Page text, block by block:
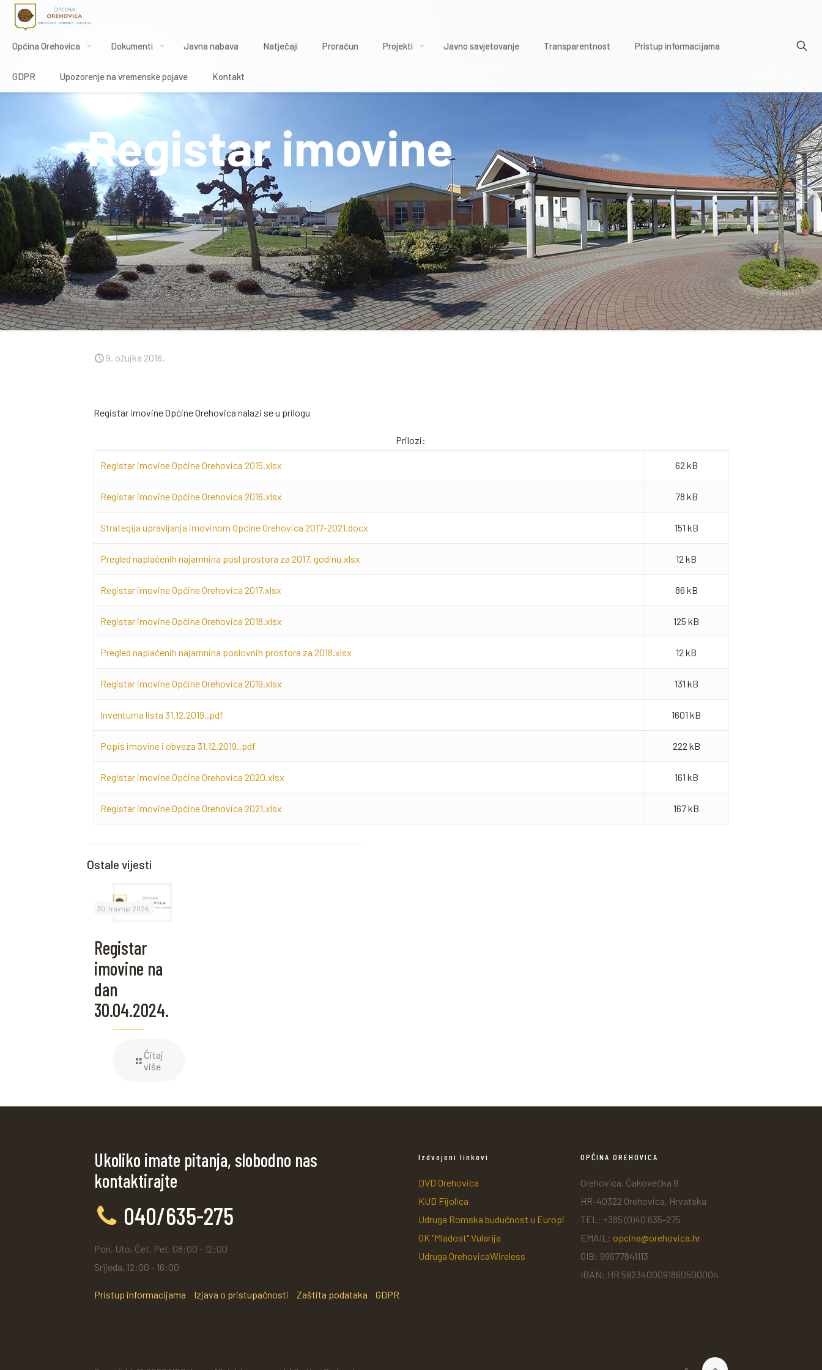
Općina Orehovica Dokumenti Javna nabava Natječaji Proračun Projekti Javno savjetovanje Transparentnost Pristup informacijama
GDPR Upozorenje na vremenske pojave Kontakt
Registar imovine
9. ožujka 2016.
Registar imovine Općine Orehovica nalazi se u prilogu
Prilozi:
Registar imovine Općine Orehovica 2015.xlsx 62 kB
Registar imovine Općine Orehovica 2016.xlsx 78 kB
Strategija upravljanja imovinom Općine Orehovica 2017-2021.docx 151 kB
Pregled naplaćenih najamnina posl prostora za 2017. godinu.xlsx 12 kB
Registar imovine Općine Orehovica 2017.xlsx 86 kB
Registar imovine Općine Orehovica 2018.xlsx 125 kB
Pregled naplaćenih najamnina poslovnih prostora za 2018.xlsx 12 kB
Registar imovine Općine Orehovica 2019.xlsx 131 kB
Inventurna lista 31.12.2019..pdf 1601 kB
Popis imovine i obveza 31.12.2019..pdf 222 kB
Registar imovine Općine Orehovica 2020.xlsx 161 kB
Registar imovine Općine Orehovica 2021.xlsx 167 kB
Ostale vijesti
30. travnja 2024.
Registar
imovine na
dan
30.04.2024.
Čitaj
više
Ukoliko imate pitanja, slobodno nas
kontaktirajte
040/635-275
Pon, Uto, Čet, Pet, 08:00 - 12:00
Srijeda, 12:00 - 16:00
Pristup informacijama Izjava o pristupačnosti Zaštita podataka GDPR
Izdvojeni linkovi
DVD Orehovica
KUD Fijolica
Udruga Romska budućnost u Europi
OK "Mladost" Vularija
Udruga OrehovicaWireless
OPĆINA OREHOVICA
Orehovica, Čakovečka 9
HR-40322 Orehovica, Hrvatska
TEL: +385 (0)40 635-275
EMAIL: opcina@orehovica.hr
OIB: 99677841113
IBAN: HR 5923400091860500004